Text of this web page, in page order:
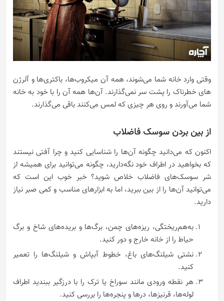
وقتی وارد خانه شما می‌شوند، همه آن میکروب‌ها، باکتری‌ها و آلرژن
های خطرناک را پشت سر نمی‌گذارند. آن‌ها همه آن را با خود به خانه
شما می‌آورند و روی هر چیزی که لمس می‌کنند باقی می‌گذارند.
از بین بردن سوسک فاضلاب
اکنون که می‌دانید چگونه آن‌ها را شناسایی کنید و چرا آفتی نیستند
که بخواهید در اطراف خود نگه‌دارید، چگونه می‌توانید برای همیشه از
شر سوسک‌های فاضلاب خلاص شوید؟ خبر خوب این است که
می‌توانید آن‌ها را از بین ببرید، اما به ابزارهای مناسب و کمی صبر نیاز
دارید.
به‌هم‌ریختگی، ریزه‌های چمن، برگ‌ها و بریده‌های شاخ و برگ
حیاط را از خانه خارج و دور کنید.
نشتی شیلنگ‌های باغ، خطوط آبپاش و شیلنگ‌ها را تعمیر
کنید.
هر نقطه ورودی مانند سوراخ یا ترک را با درزگیر ببندید اطراف
لوله‌ها، قرنیزها، درها و پنجره‌ها را بررسی کنید.